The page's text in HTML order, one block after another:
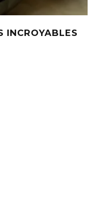
INCROYABLES